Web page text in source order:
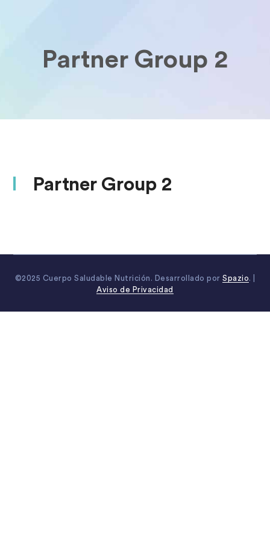
Partner Group 2
Partner Group 2
©2025 Cuerpo Saludable Nutrición. Desarrollado por Spazio. |
Aviso de Privacidad